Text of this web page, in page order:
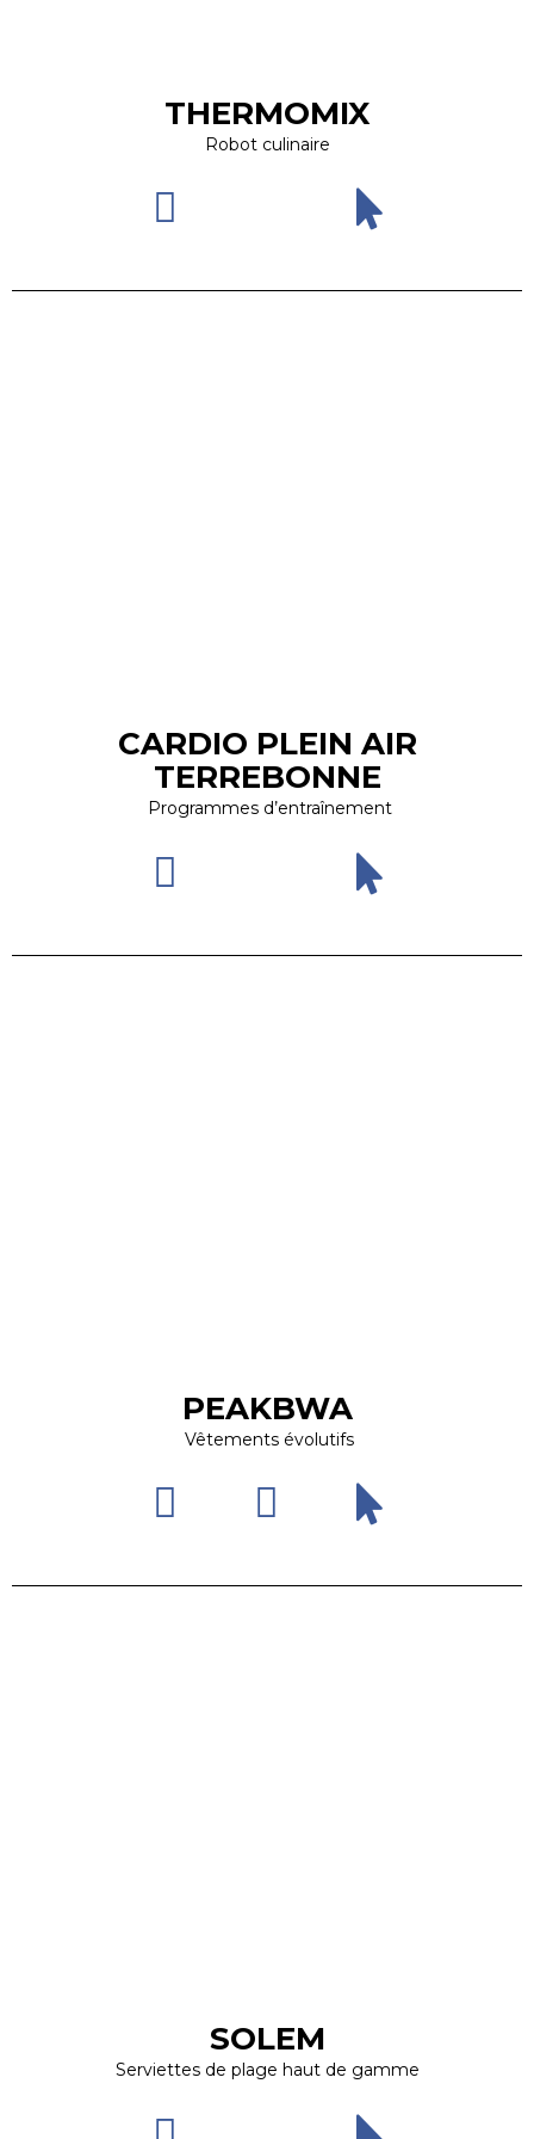
THERMOMIX
Robot culinaire
CARDIO PLEIN AIR
TERREBONNE
Programmes d’entraînement
PEAKBWA
Vêtements évolutifs
SOLEM
Serviettes de plage haut de gamme